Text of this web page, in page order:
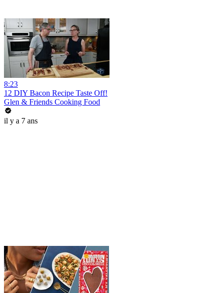
8:23
12 DIY Bacon Recipe Taste Off!
Glen & Friends Cooking Food
il y a 7 ans